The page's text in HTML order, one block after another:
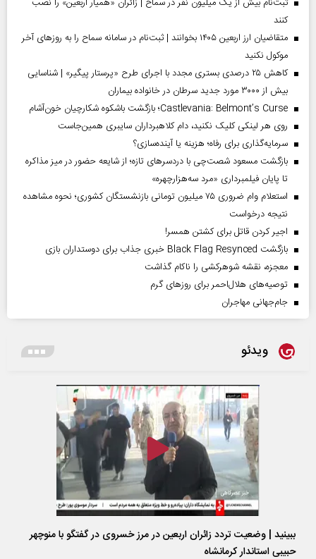
کنند
متقاضیان ارز اربعین ۱۴۰۵ بخوانند | ثبت‌نام در سامانه سماح را به روز‌های آخر
موکول نکنید
کاهش ۲۵ درصدی بستری مجدد با اجرای طرح «پرستار پیگیر» | شناسایی
بیش از ۳۰۰۰ مورد جدید سرطان در خانواده بیماران
Castlevania: Belmont’s Curse؛ بازگشت باشکوه شکارچیان خون‌آشام
روی هر لینکی کلیک نکنید، دام کلاهبرداران سایبری همین‌جاست
سرمایه‌گذاری برای رفاه؛ هزینه یا آینده‌سازی؟
بازگشت مسعود شصت‌چی با دردسر‌های تازه؛ از شایعه حضور در میز مذاکره
تا پایان فیلمبرداری «مرد سه‌هزارچهره»
استعلام وام ضروری ۷۵ میلیون تومانی بازنشستگان کشوری؛ نحوه مشاهده
نتیجه درخواست
اجیر کردن قاتل برای کشتن همسر!
بازگشت Black Flag Resynced خبری جذاب برای دوستداران بازی
معجزه، نقشه شوهرکشی را ناکام گذاشت
توصیه‌های هلال‌احمر برای روز‌های گرم
جام‌جهانی مهاجران
ویدئو
ببینید | وضعیت تردد زائران اربعین در مرز خسروی در گفتگو با منوچهر
حبیبی استاندار کرمانشاه